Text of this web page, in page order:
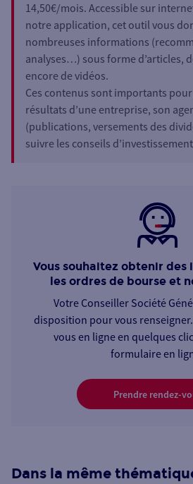
14,50€/mois. Accessible sur
notre application, cet outil vous
nombreuses informations
analyses…) sous forme d’articles,
encore de vidéos.
Ces contenus sont importants
résultats d’une entreprise, son
(publications, versements des
suivre les conseils
Vous souhaitez obtenir des
les ordres de bourse et
Votre Conseiller Société
disposition pour vous
vous en ligne en quelques
formulaire en
Prendre rendez-
Dans la même